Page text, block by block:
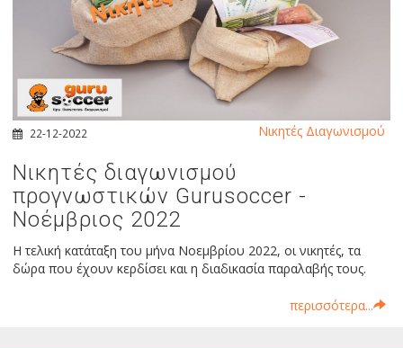
22-12-2022
Νικητές διαγωνισμού
προγνωστικών Gurusoccer -
Νοέμβριος 2022
Η τελική κατάταξη του μήνα Νοεμβρίου 2022, οι νικητές, τα
δώρα που έχουν κερδίσει και η διαδικασία παραλαβής τους.
περισσότερα...
Νικητές Διαγωνισμού